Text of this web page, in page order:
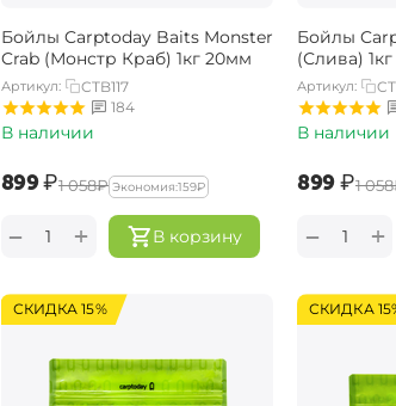
Бойлы Carptoday Baits Monster
Crab (Монстр Краб) 1кг 20мм
Артикул:
CTB117
184
В наличии
‍899‍₽‍1 058‍₽ Экономия:‍159‍₽
В корзину
+
−
Бойлы
(Слива)
Артикул:
В наличии
‍899‍₽‍1 058‍
+
−
СКИДКА 15% СКИДКА